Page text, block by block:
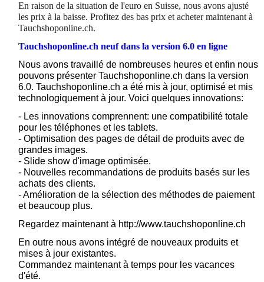
En raison de la situation de l'euro en Suisse, nous avons ajusté
les prix à la baisse. Profitez des bas prix et acheter maintenant à
Tauchshoponline.ch.
Tauchshoponline.ch neuf dans la version 6.0 en ligne
Nous avons travaillé de nombreuses heures et enfin nous
pouvons présenter Tauchshoponline.ch dans la version
6.0. Tauchshoponline.ch a été mis à jour, optimisé et mis
technologiquement à jour. Voici quelques innovations:
- Les innovations comprennent: une compatibilité totale
pour les téléphones et les tablets.
- Optimisation des pages de détail de produits avec de
grandes images.
- Slide show d'image optimisée.
- Nouvelles recommandations de produits basés sur les
achats des clients.
- Amélioration de la sélection des méthodes de paiement
et beaucoup plus.
Regardez maintenant à http://www.tauchshoponline.ch
En outre nous avons intégré de nouveaux produits et
mises à jour existantes.
Commandez maintenant à temps pour les vacances
d'été.